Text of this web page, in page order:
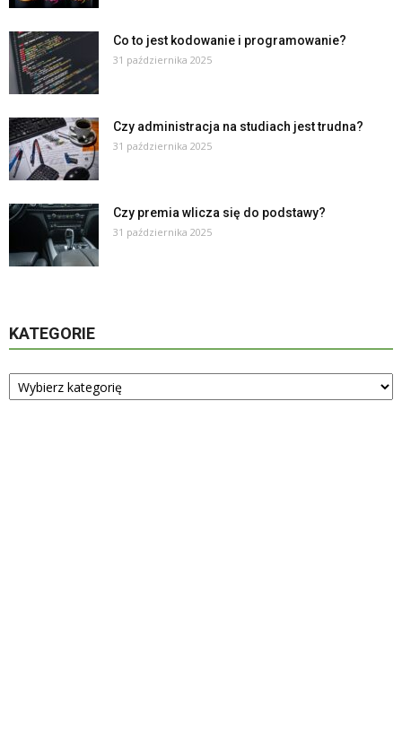
Co to jest kodowanie i programowanie?
31 października 2025
Czy administracja na studiach jest trudna?
31 października 2025
Czy premia wlicza się do podstawy?
31 października 2025
KATEGORIE
Kategorie